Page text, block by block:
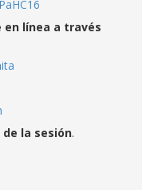
en línea a través
la sesión.